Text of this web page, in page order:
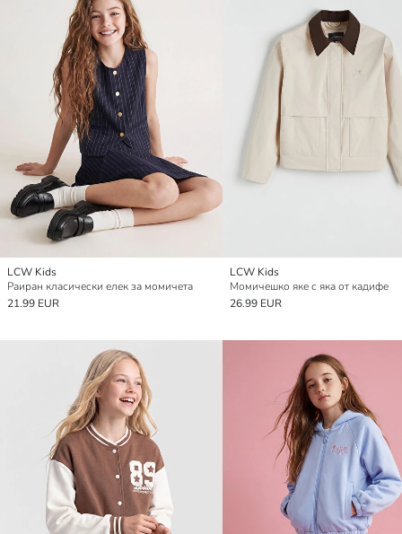
LCW Kids
Раиран класически елек за момичета
21.99 EUR
LCW Kids
Момичешко яке с яка от кадифе
26.99 EUR